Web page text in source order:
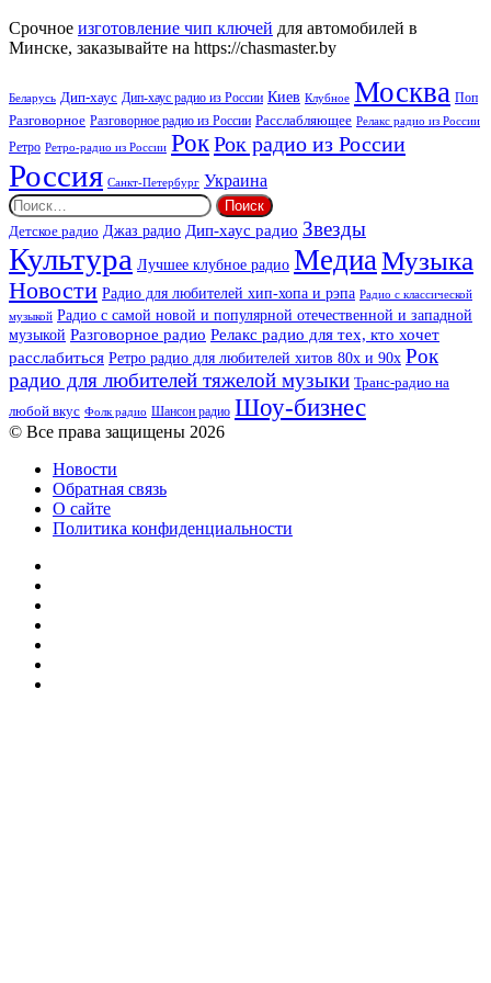
Beat
Срочное изготовление чип ключей для автомобилей в
Минске, заказывайте на https://chasmaster.by
Беларусь Дип-хаус Дип-хаус радио из России Киев Клубное Москва Поп
Разговорное Разговорное радио из России Расслабляющее Релакс радио из России
Ретро Ретро-радио из России РокРок радио из России
Россия Санкт-Петербург Украина
Найти:
Детское радио Джаз радио Дип-хаус радио Звезды
Культура Лучшее клубное радио МедиаМузыка
Новости Радио для любителей хип-хопа и рэпа Радио с классической
музыкой Радио с самой новой и популярной отечественной и западной
музыкой Разговорное радио Релакс радио для тех, кто хочет
расслабиться Ретро радио для любителей хитов 80х и 90х Рок
радио для любителей тяжелой музыки Транс-радио на
любой вкус Фолк радио Шансон радио Шоу-бизнес
© Все права защищены 2026
Новости
Обратная связь
О сайте
Политика конфиденциальности